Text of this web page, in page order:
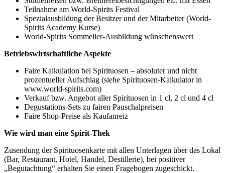
Teilnahme am World-Spirits Festival
Spezialausbildung der Besitzer und der Mitarbeiter (World-
Spirits Academy Kurse)
World-Spirits Sommelier-Ausbildung wünschenswert
Betriebswirtschaftliche Aspekte
Faire Kalkulation bei Spirituosen – absoluter und nicht
prozentueller Aufschlag (siehe Spirituosen-Kalkulator in
www.world-spirits.com)
Verkauf bzw. Angebot aller Spirituosen in 1 cl, 2 cl und 4 cl
Degustations-Sets zu fairen Pauschalpreisen
Faire Shop-Preise als Kaufanreiz
Wie wird man eine Spirit-Thek
Zusendung der Spirituosenkarte mit allen Unterlagen über das Lokal
(Bar, Restaurant, Hotel, Handel, Destillerie), bei positiver
„Begutachtung“ erhalten Sie einen Fragebogen zugeschickt.